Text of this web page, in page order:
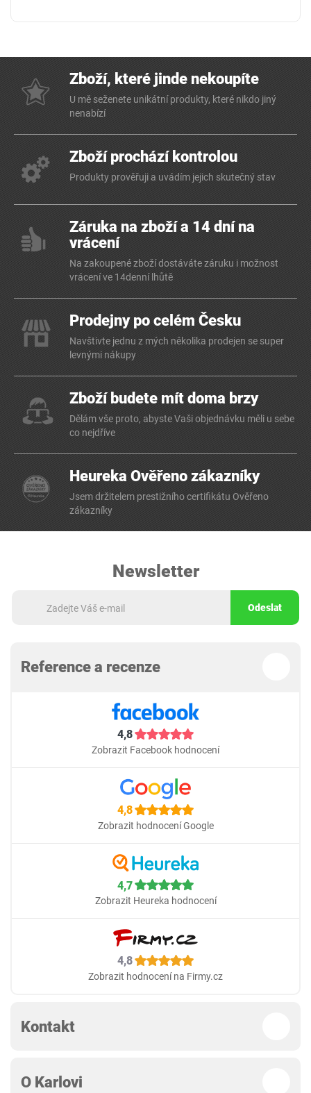
Zboží, které jinde nekoupíte
U mě seženete unikátní produkty, které nikdo jiný
nenabízí
Zboží prochází kontrolou
Produkty prověřuji a uvádím jejich skutečný stav
Záruka na zboží a 14 dní na
vrácení
Na zakoupené zboží dostáváte záruku i možnost
vrácení ve 14denní lhůtě
Prodejny po celém Česku
Navštivte jednu z mých několika prodejen se super
levnými nákupy
Zboží budete mít doma brzy
Dělám vše proto, abyste Vaši objednávku měli u sebe
co nejdříve
Heureka Ověřeno zákazníky
Jsem držitelem prestižního certifikátu Ověřeno
zákazníky
Newsletter
Odeslat
Reference a recenze
4,8
Zobrazit Facebook hodnocení
4,8
Zobrazit hodnocení Google
4,7
Zobrazit Heureka hodnocení
4,8
Zobrazit hodnocení na Firmy.cz
Kontakt
O Karlovi